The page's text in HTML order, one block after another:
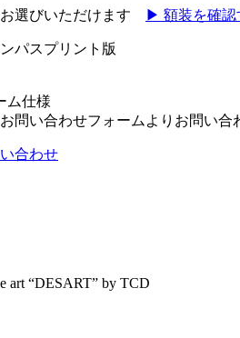
選びいただけます ▶ 額装を確認
パスプリント版
ム仕様
問い合わせフォームよりお問い合
合わせ
art “DESART” by TCD